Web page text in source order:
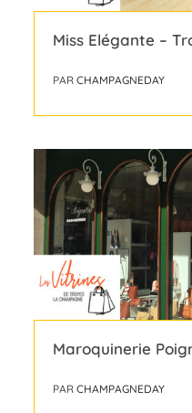
Miss Elégante –
PAR CHAMPAGNEDAY
Maroquinerie
PAR CHAMPAGNEDAY